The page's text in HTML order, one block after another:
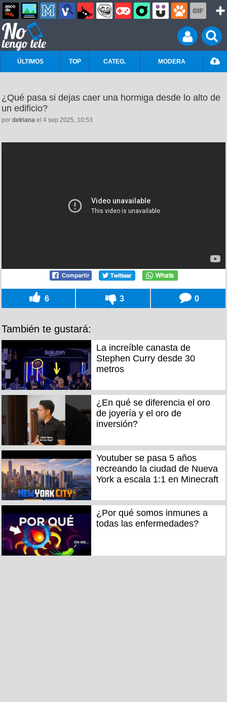
ÚLTIMOS TOP CATEG. MODERA
¿Qué pasa si dejas caer una hormiga desde lo alto de
un edificio?
por detriana el 4 sep 2025, 10:53
6 3 0
También te gustará:
La increíble canasta de
Stephen Curry desde 30
metros
¿En qué se diferencia el oro
de joyería y el oro de
inversión?
Youtuber se pasa 5 años
recreando la ciudad de Nueva
York a escala 1:1 en Minecraft
¿Por qué somos inmunes a
todas las enfermedades?